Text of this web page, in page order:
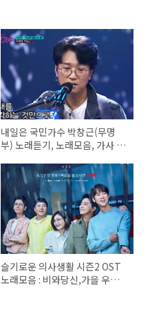
내일은 국민가수 박창근(무명
부) 노래듣기, 노래모음, 가사 -
슬기로운 의사생활 시즌2 OST
노래모음 : 비와당신,가을 우체